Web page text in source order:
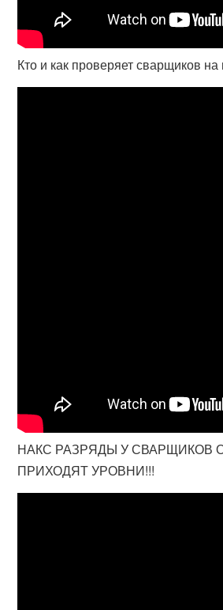
Кто и как проверяет сварщиков
НАКС РАЗРЯДЫ У СВАРЩИКОВ
ПРИХОДЯТ УРОВНИ!!!